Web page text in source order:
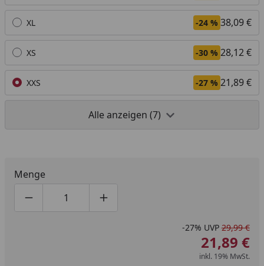
XL -24 % 38,09 €
XS -30 % 28,12 €
XXS -27 % 21,89 €
Alle anzeigen (7)
Menge
Produktmenge um eins verringern
Produktmenge manuell eingeben
Produktmenge um eins erhöhen
-27% UVP 29,99 €
21,89 €
inkl. 19% MwSt.